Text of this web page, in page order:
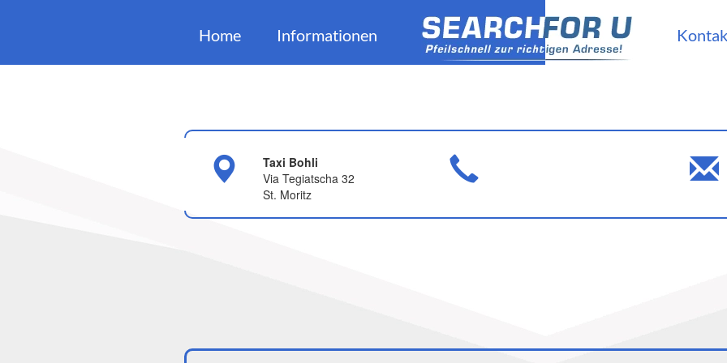
Home Informationen
Taxi Bohli
Via Tegiatscha 32
St. Moritz